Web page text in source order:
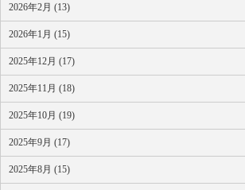
2026年2月 (13)
2026年1月 (15)
2025年12月 (17)
2025年11月 (18)
2025年10月 (19)
2025年9月 (17)
2025年8月 (15)